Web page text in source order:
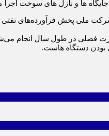
جایگاه ها و نازل های سوخت اجرا
شرکت ملی پخش فرآورده‌های
فصلی در طول سال انجام